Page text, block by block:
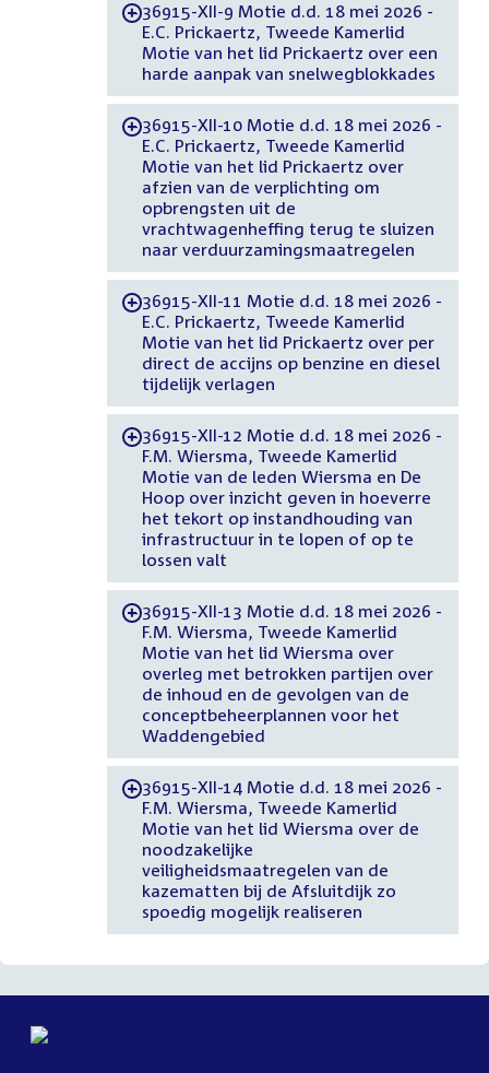
-36915-XII-9 Motie d.d. 18 mei 2026 -
E.C. Prickaertz, Tweede Kamerlid
Motie van het lid Prickaertz over een
harde aanpak van snelwegblokkades
-36915-XII-10 Motie d.d. 18 mei 2026 -
E.C. Prickaertz, Tweede Kamerlid
Motie van het lid Prickaertz over
afzien van de verplichting om
opbrengsten uit de
vrachtwagenheffing terug te sluizen
naar verduurzamingsmaatregelen
-36915-XII-11 Motie d.d. 18 mei 2026 -
E.C. Prickaertz, Tweede Kamerlid
Motie van het lid Prickaertz over per
direct de accijns op benzine en diesel
tijdelijk verlagen
-36915-XII-12 Motie d.d. 18 mei 2026 -
F.M. Wiersma, Tweede Kamerlid
Motie van de leden Wiersma en De
Hoop over inzicht geven in hoeverre
het tekort op instandhouding van
infrastructuur in te lopen of op te
lossen valt
-36915-XII-13 Motie d.d. 18 mei 2026 -
F.M. Wiersma, Tweede Kamerlid
Motie van het lid Wiersma over
overleg met betrokken partijen over
de inhoud en de gevolgen van de
conceptbeheerplannen voor het
Waddengebied
-36915-XII-14 Motie d.d. 18 mei 2026 -
F.M. Wiersma, Tweede Kamerlid
Motie van het lid Wiersma over de
noodzakelijke
veiligheidsmaatregelen van de
kazematten bij de Afsluitdijk zo
spoedig mogelijk realiseren